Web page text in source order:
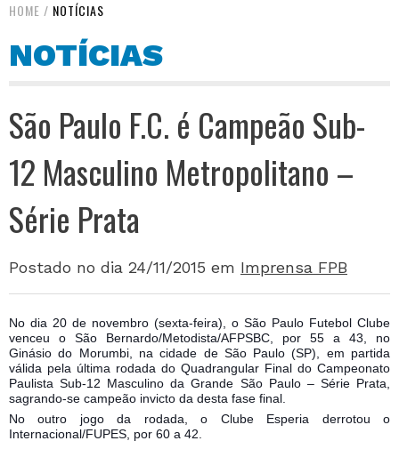
HOME / NOTÍCIAS
NOTÍCIAS
São Paulo F.C. é Campeão Sub-
12 Masculino Metropolitano –
Série Prata
Postado no dia 24/11/2015 em Imprensa FPB
No dia 20 de novembro (sexta-feira), o São Paulo Futebol Clube
venceu o São Bernardo/Metodista/AFPSBC, por 55 a 43, no
Ginásio do Morumbi, na cidade de São Paulo (SP), em partida
válida pela última rodada do Quadrangular Final do Campeonato
Paulista Sub-12 Masculino da Grande São Paulo – Série Prata,
sagrando-se campeão invicto da desta fase final.
No outro jogo da rodada, o Clube Esperia derrotou o
Internacional/FUPES, por 60 a 42.